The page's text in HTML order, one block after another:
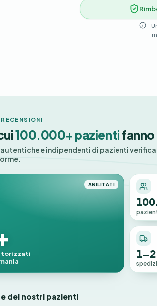
100.000+ pazienti
autentiche e indipendenti di pazienti
ABILITATI
dei nostri pazienti